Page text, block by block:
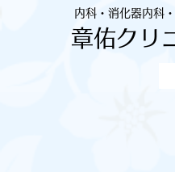
章佑クリ
内科・消化器内科